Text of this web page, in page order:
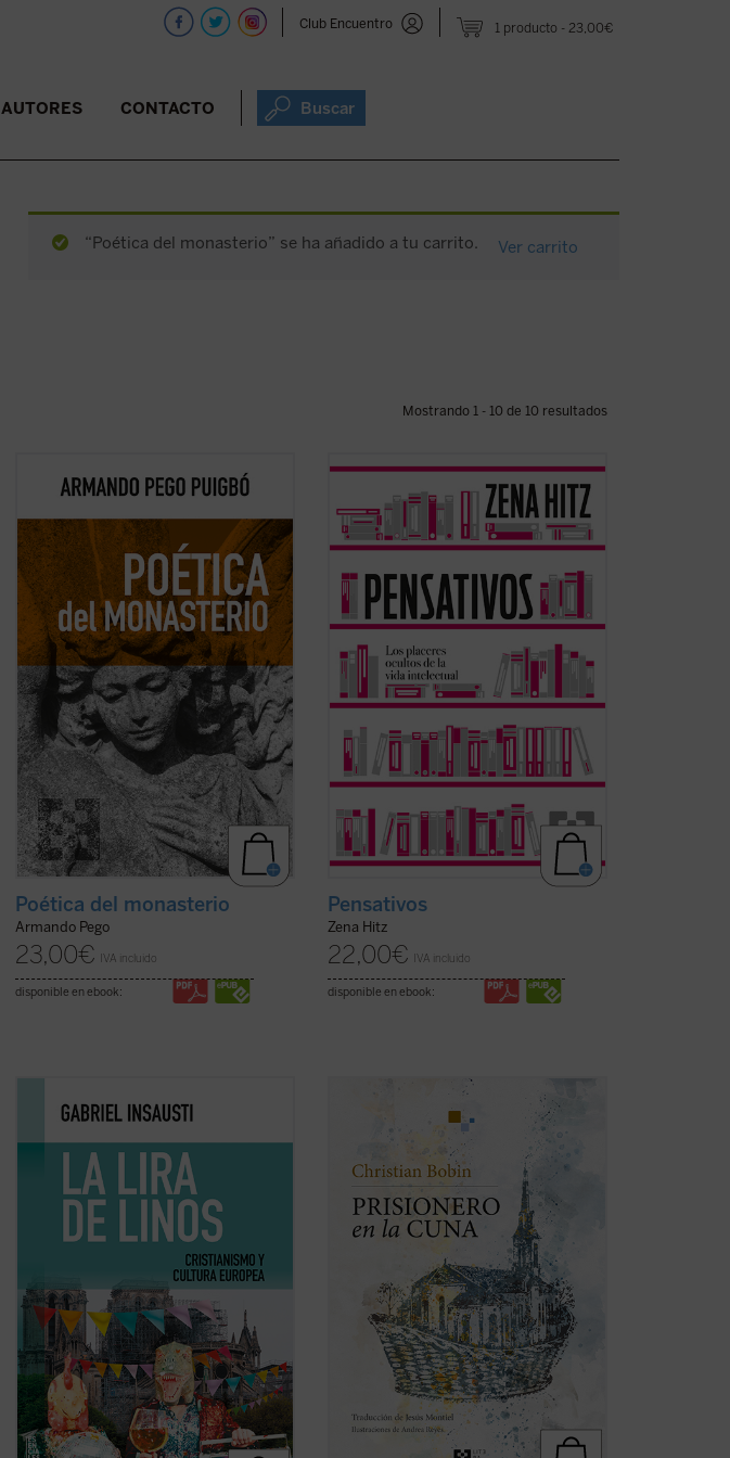
1 producto 23,00€
Club Encuentro
AUTORES CONTACTO Buscar
“Poética del monasterio” se ha añadido a tu carrito. Ver carrito
Mostrando 1 - 10 de 10 resultados
Poética del monasterioreflexiona
que constituyen el horizonte social y
antropológico de las tres figuras: el
hogar, la escuela y la celda, reivindicando
una pedagogía humanista fundada en la
... (ver ficha)
Poética del monasterio
Armando Pego
23,00€ IVA incluido
disponible en ebook:
es un recordatorio
apasionado y oportuno de que una vida
rica en el ámbito del pensamiento es una
vida plena. Una invitación a aprender por
nuestra vida interior para preservar
nuestra ...
(ver ficha)
Pensativos
Zena Hitz
22,00€ IVA incluido
disponible en ebook:
Autores como Conrad, Eliot, Dante,
Apocalypse NowyLa soga, permiten al
autor de este ensayo —construido a
partir de la imagen de Linos— reflexionar
en torno a la teología que se ...(ver ficha)
En esta obra íntima y bellamente
ilustrada, Christian Bobin evoca su
infancia transcurrida en Le Creusot, en la
Borgoña francesa, ciudad de la que
nunca se ha ido. La delicadeza, sabiduría
y brevedad aforísticas a las que
acostumbra el autor ...
(ver ficha)